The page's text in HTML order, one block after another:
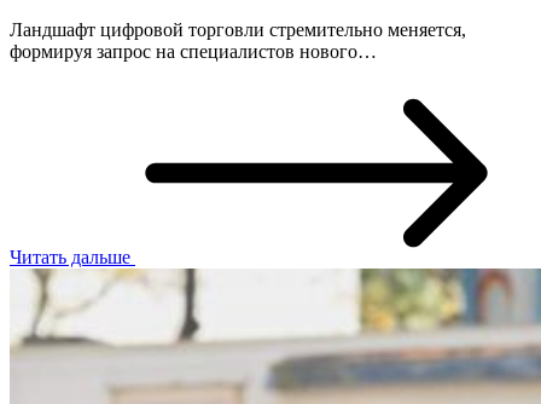
Ландшафт цифровой торговли стремительно меняется,
формируя запрос на специалистов нового…
Читать дальше